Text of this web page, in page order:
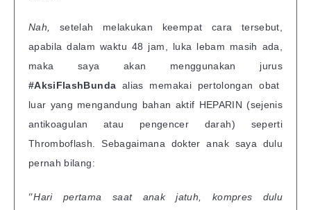
Nah, setelah melakukan keempat cara tersebut,
apabila dalam waktu 48 jam, luka lebam masih ada,
maka saya akan menggunakan jurus
#AksiFlashBunda alias memakai pertolongan obat
luar yang mengandung bahan aktif HEPARIN (sejenis
antikoagulan atau pengencer darah) seperti
Thromboflash. Sebagaimana dokter anak saya dulu
pernah bilang:
”Hari pertama saat anak jatuh, kompres dulu